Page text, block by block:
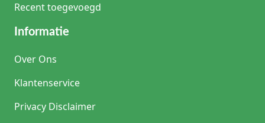
Recent toegevoegd
Informatie
Over Ons
Klantenservice
Privacy Disclaimer